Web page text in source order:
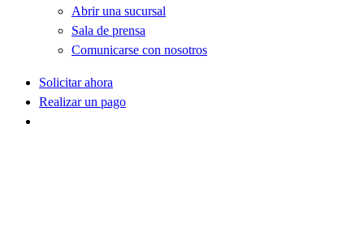
Abrir una sucursal
Sala de prensa
Comunicarse con nosotros
Solicitar ahora
Realizar un pago